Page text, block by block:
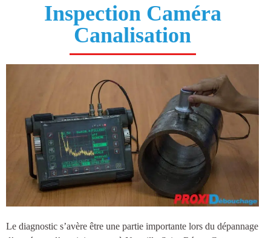
Inspection Caméra
Canalisation
Le diagnostic s’avère être une partie importante lors du dépannage